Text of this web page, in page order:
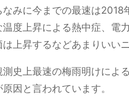
なみに今までの最速は
温度上昇による熱中症、電
は上昇するなどあまりいい
測史上最速の梅雨明けによ
原因と言われています。